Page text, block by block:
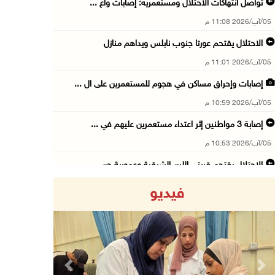
تواصل انتهاكات الاحتلال ومستعمريه: إصابات واع ...
05/آب/2026 11:08 م
الاحتلال يقتحم عورتا جنوب نابلس ويداهم منازل
05/آب/2026 11:01 م
إصابات وإحراق مساكن في هجوم للمستعمرين على ال ...
05/آب/2026 10:59 م
إصابة 3 مواطنين إثر اعتداء مستعمرين عليهم في ...
05/آب/2026 10:53 م
الاحتلال يقتحم قريتي اللبن الشرقية وعمورية جن ...
مستعمرون يقتحمون بيت فجار جنوب بيت لحم
05/آب/2026 10:19 م
فيديو
Previous Next